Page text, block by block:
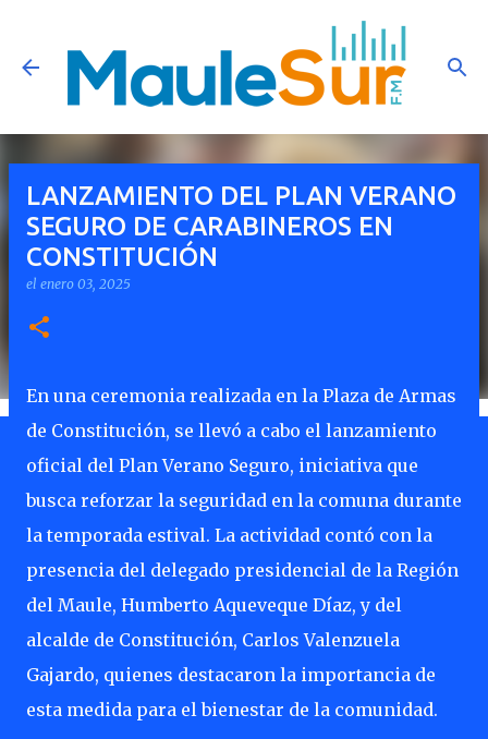
Ir al contenido principal
LANZAMIENTO DEL PLAN VERANO
SEGURO DE CARABINEROS EN
CONSTITUCIÓN
el enero 03, 2025
En una ceremonia realizada en la Plaza de Armas
de Constitución, se llevó a cabo el lanzamiento
oficial del Plan Verano Seguro, iniciativa que
busca reforzar la seguridad en la comuna durante
la temporada estival. La actividad contó con la
presencia del delegado presidencial de la Región
del Maule, Humberto Aqueveque Díaz, y del
alcalde de Constitución, Carlos Valenzuela
Gajardo, quienes destacaron la importancia de
esta medida para el bienestar de la comunidad.